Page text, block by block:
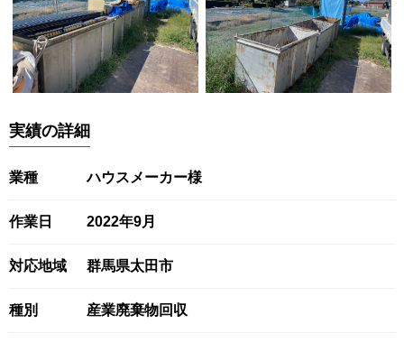
実績の詳細
業種 ハウスメーカー様
作業日 2022年9月
対応地域 群馬県太田市
種別 産業廃棄物回収